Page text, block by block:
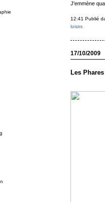
J'emmène
12:41 Publié
loisirs
17/10/2009
Les